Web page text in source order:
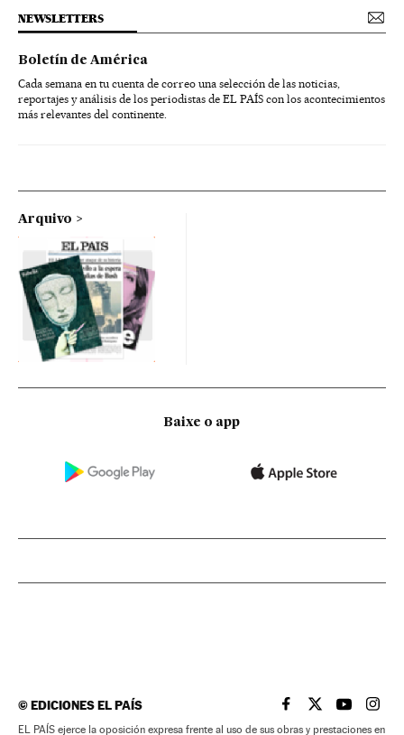
NEWSLETTERS
Boletín de América
Cada semana en tu cuenta de correo una selección de las noticias,
reportajes y análisis de los periodistas de EL PAÍS con los acontecimientos
más relevantes del continente.
Arquivo
Baixe o app
©EDICIONES EL PAÍS EL PAÍS BRASIL EN
EL PAÍSEL PAÍS
EL
EL PAÍS ejerce la oposición expresa frente al uso de sus obras y prestaciones en